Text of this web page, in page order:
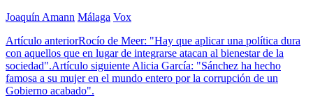
Joaquín Amann Málaga Vox
Artículo anteriorRocío de Meer: "Hay que aplicar una política dura
con aquellos que en lugar de integrarse atacan al bienestar de la
sociedad".Artículo siguiente Alicia García: "Sánchez ha hecho
famosa a su mujer en el mundo entero por la corrupción de un
Gobierno acabado".